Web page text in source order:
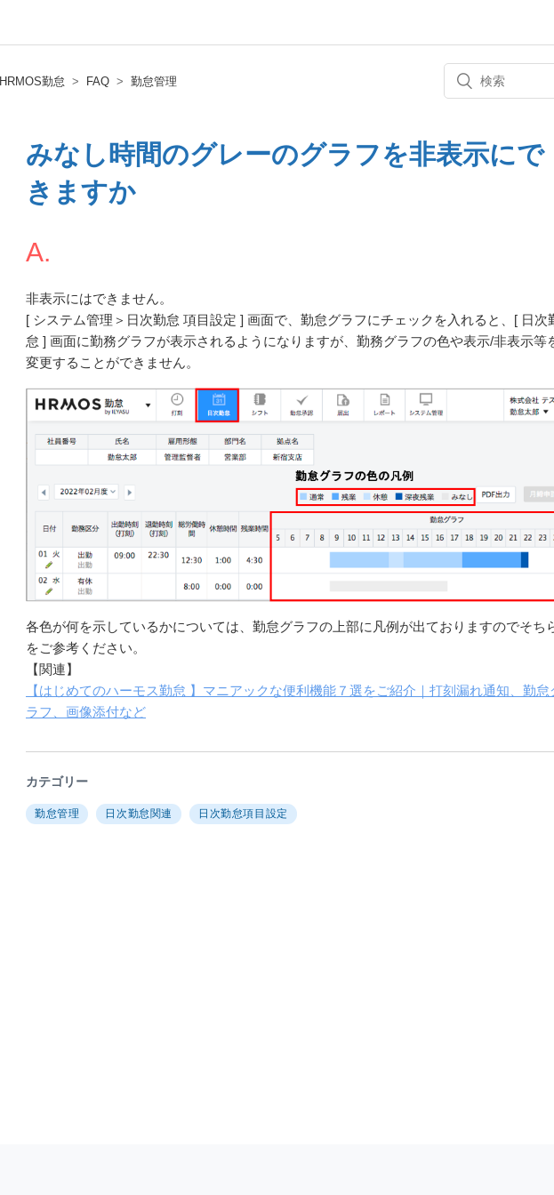
HRMOS勤怠 FAQ 勤怠管理
みなし時間のグレーのグラフを非表示にで
きますか
A.
非表示にはできません。
[ システム管理＞日次勤怠 項目設定 ] 画面で、勤怠グラフにチェックを入れると、[ 日次
怠 ] 画面に勤務グラフが表示されるようになりますが、勤務グラフの色や表示/非表示等
変更することができません。
各色が何を示しているかについては、勤怠グラフの上部に凡例が出ておりますのでそち
をご参考ください。
【関連】
【はじめてのハーモス勤怠 】マニアックな便利機能７選をご紹介｜打刻漏れ通知、勤怠
ラフ、画像添付など
カテゴリー
勤怠管理 日次勤怠関連 日次勤怠項目設定